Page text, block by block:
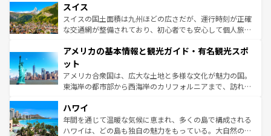
を参照してほしい。
は、お酒好きな人にはぜひ体験してほしい。 なお、新着の
ドイツ情報はコンテンツ一覧を参照してほしい。
リアごとに異なる魅力がある。また、優雅なアフタヌーン
ティー、ビール好きにはたまらない英国パブ、サッカー観
戦など、本場だからこそできる体験も豊富。イギリスを旅
ンツ一覧を参照してほしい。
スイス
スイスの国土面積は九州ほどの広さだが、運行時刻が正確
な交通網が整備されており、初心者でも安心して個人旅行
の建物がそのまま残る町や、スイスならではのユニークな
博物館もあり、アルプス観光だけでなく町歩きも満喫する
ことができる。国民の所得が高いため物価も高いが、旅行
者向けの交通パス提供のサービスもあり、うまく活用すれ
着のスイス情報は
アメリカの基本情報と観光ガイド・有名観光スポ
ット
アメリカ合衆国は、広大な土地と多様な文化が魅力の国。
東海岸の都市部から西海岸のカリフォルニアまで、訪れる
のような巨大都市は、観光、ショッピング、エンターテイ
ンメントが詰まった刺激的なスポットだ。一方、アメリカ
西部には大自然が広がり、グランドキャニオンやイエロー
ハワイ
年間を通じて温暖な気候に恵まれ、多くの島で構成される
ハワイは、どの島も独自の魅力をもっている。大自然の神